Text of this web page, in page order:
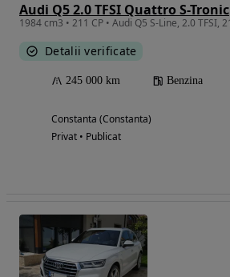
Audi Q5 2.0 TFSI Quattro S-Tronic
Detalii verificate
245 000 km Benzina
Constanta (Constanta)
Privat • Publicat